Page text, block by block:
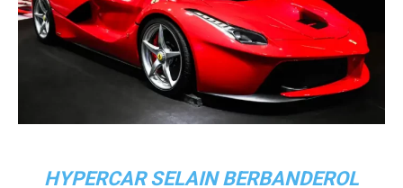
HYPERCAR SELAIN BERBANDEROL